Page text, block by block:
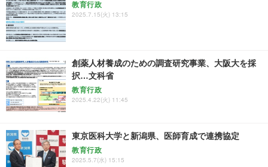
教育行政
2025.7.15(火) 13:15
創薬人材養成のための調査研究事業、大阪大を採
択…文科省
教育行政
2025.4.22(火) 11:45
東京医科大学と新潟県、医師育成で連携協定
教育行政
2025.5.7(水) 15:15